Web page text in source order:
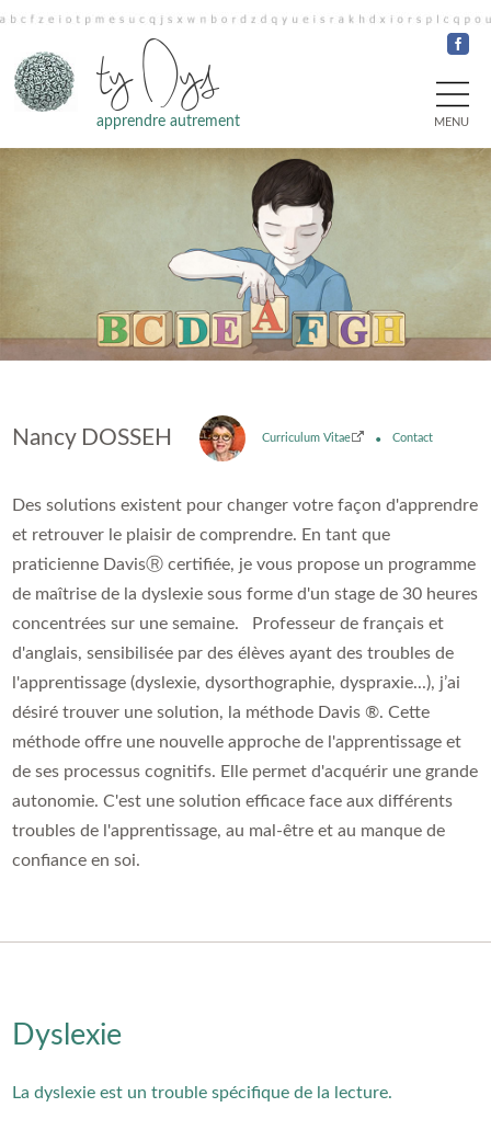
ty Dys
apprendre autrement MENU
Nancy DOSSEH Curriculum Vitae Contact
Des solutions existent pour changer votre façon d'apprendre
et retrouver le plaisir de comprendre. En tant que
praticienne DavisⓇ certifiée, je vous propose un programme
de maîtrise de la dyslexie sous forme d'un stage de 30 heures
concentrées sur une semaine. Professeur de français et
d'anglais, sensibilisée par des élèves ayant des troubles de
l'apprentissage (dyslexie, dysorthographie, dyspraxie...), j’ai
désiré trouver une solution, la méthode Davis ®. Cette
méthode offre une nouvelle approche de l'apprentissage et
de ses processus cognitifs. Elle permet d'acquérir une grande
autonomie. C'est une solution efficace face aux différents
troubles de l'apprentissage, au mal-être et au manque de
confiance en soi.
Dyslexie
La dyslexie est un trouble spécifique de la lecture.